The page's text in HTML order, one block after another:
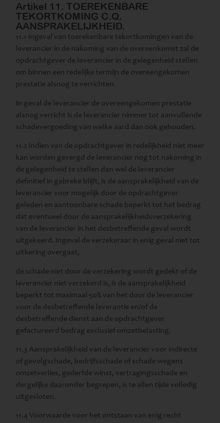
Artikel 11. TOEREKENBARE
TEKORTKOMING C.Q.
AANSPRAKELIJKHEID.
11.1 Ingeval van toerekenbare tekortkomingen van de
leverancier in de nakoming van de overeenkomst zal de
opdrachtgever de leverancier in de gelegenheid stellen
om binnen een redelijke termijn de overeengekomen
prestatie alsnog te verrichten.
In geval de leverancier de overeengekomen prestatie
alsnog verricht is de leverancier nimmer tot aanvullende
schadevergoeding van welke aard dan ook gehouden.
11.2 Indien van de opdrachtgever in redelijkheid niet meer
kan worden gevergd de leverancier nog tot nakoming in
de gelegenheid te stellen dan wel de leverancier
definitief in gebreke blijft, is de aansprakelijkheid van de
leverancier voor mogelijk door de opdrachtgever
geleden en aantoonbare schade beperkt tot het bedrag
dat eventueel door de aansprakelijkheidsverzekering
van de leverancier in het desbetreffende geval wordt
uitgekeerd. Ingeval de verzekeraar in enig geval niet tot
uitkering overgaat,
de schade niet door de verzekering wordt gedekt of de
leverancier niet verzekerd is, is de aansprakelijkheid
beperkt tot maximaal 50% van het door de leverancier
voor de desbetreffende leverantie en/of de
desbetreffende dienst aan de opdrachtgever
gefactureerd bedrag exclusief omzetbelasting.
11.3 Aansprakelijkheid van de leverancier voor indirecte
of gevolgschade, bedrijfsschade of schade wegens
omzetverlies, gederfde winst, vertragingsschade en
dergelijke daaronder begrepen, is te allen tijde volledig
uitgesloten.
11.4 Voorwaarde voor het ontstaan van enig recht